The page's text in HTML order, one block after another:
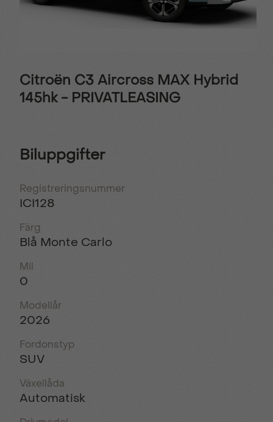
Citroën C3 Aircross MAX Hybrid
145hk - PRIVATLEASING
Biluppgifter
Registreringsnummer
ICI128
Färg
Blå Monte Carlo
Mil
0
Modellår
2026
Fordonstyp
SUV
Växellåda
Automatisk